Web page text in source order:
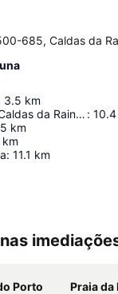
685, Caldas da
3.5 km
Praça de Touros das Caldas da Rainha : 10.4
km
km
: 11.1 km
Porto Praia da